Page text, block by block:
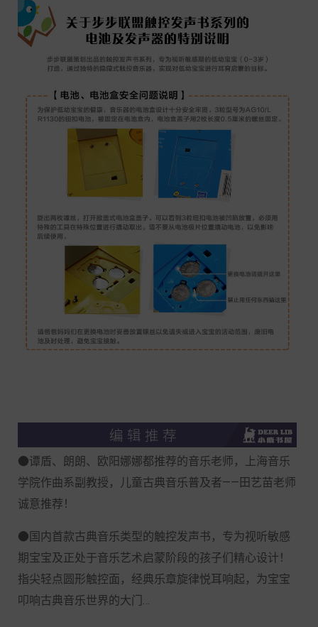
●谭盾、朗朗、欧阳娜娜都推荐的音乐老师，上海音乐
学院作曲系副教授，儿童古典音乐普及者——田艺苗老师
诚意推荐！
●国内首款古典音乐类型的触控发声书，专为视听敏感
期宝宝及正处于音乐艺术启蒙阶段的孩子们精心设计！
指尖轻点圆形触控面，经典乐章旋律悦耳响起，为宝宝
叩响古典音乐世界的大门…